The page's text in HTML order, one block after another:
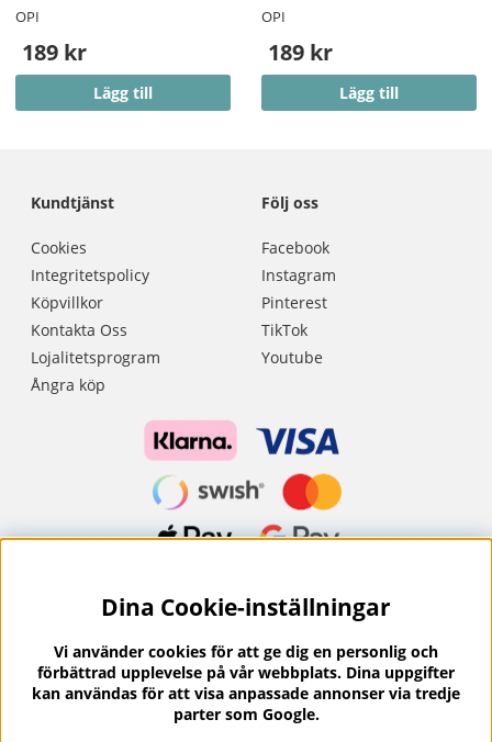
OPI
189 kr
Lägg till
OPI
189 kr
Lägg till
Kundtjänst
Cookies
Integritetspolicy
Köpvillkor
Kontakta Oss
Lojalitetsprogram
Ångra köp
Följ oss
Facebook
Instagram
Pinterest
TikTok
Youtube
Nyhetsbrev?
I vårt nyhetsbrev får du ta del av nyheter och
erbjudanden.
Dina Cookie-inställningar
Vi använder cookies för att ge dig en personlig och
förbättrad upplevelse på vår webbplats. Dina uppgifter
kan användas för att visa anpassade annonser via tredje
parter som Google.